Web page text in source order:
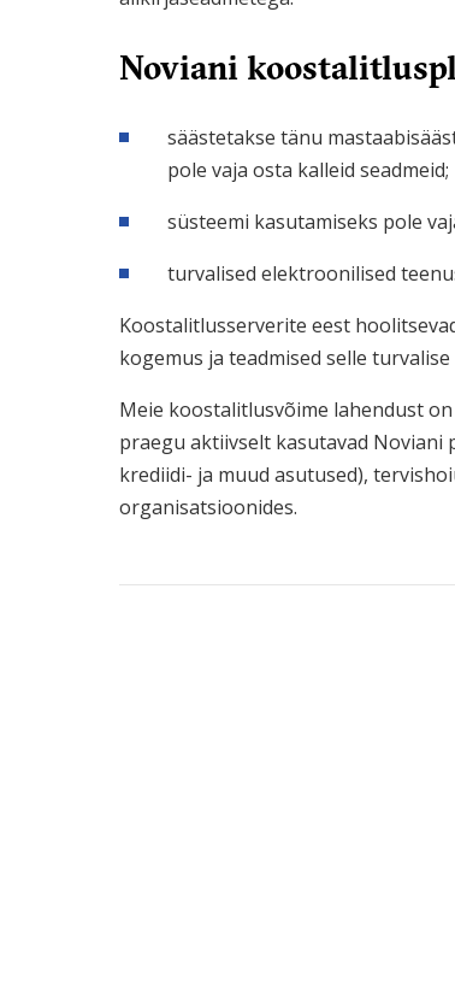
Noviani
säästetakse tänu
pole vaja osta kalleid seadmeid;
süsteemi kasutamiseks pole
turvalised elektroonilised
Koostalitlusserverite eest
kogemus ja teadmised selle
Meie koostalitlusvõime lahendust
praegu aktiivselt kasutavad Noviani
krediidi- ja muud asutused),
organisatsioonides.